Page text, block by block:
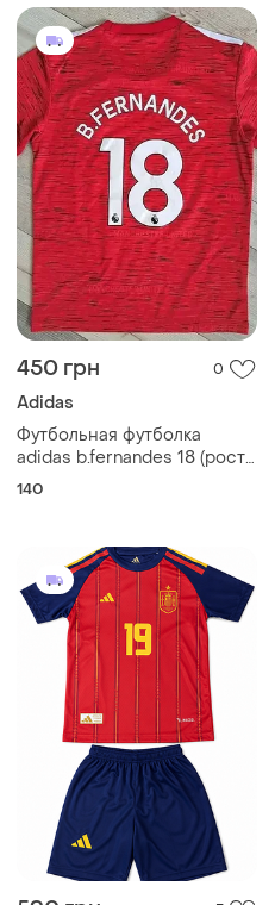
450 грн 0
Adidas
Футбольная футболка
adidas b.fernandes 18 (рост
140-152 возраст 9-12роков)
140